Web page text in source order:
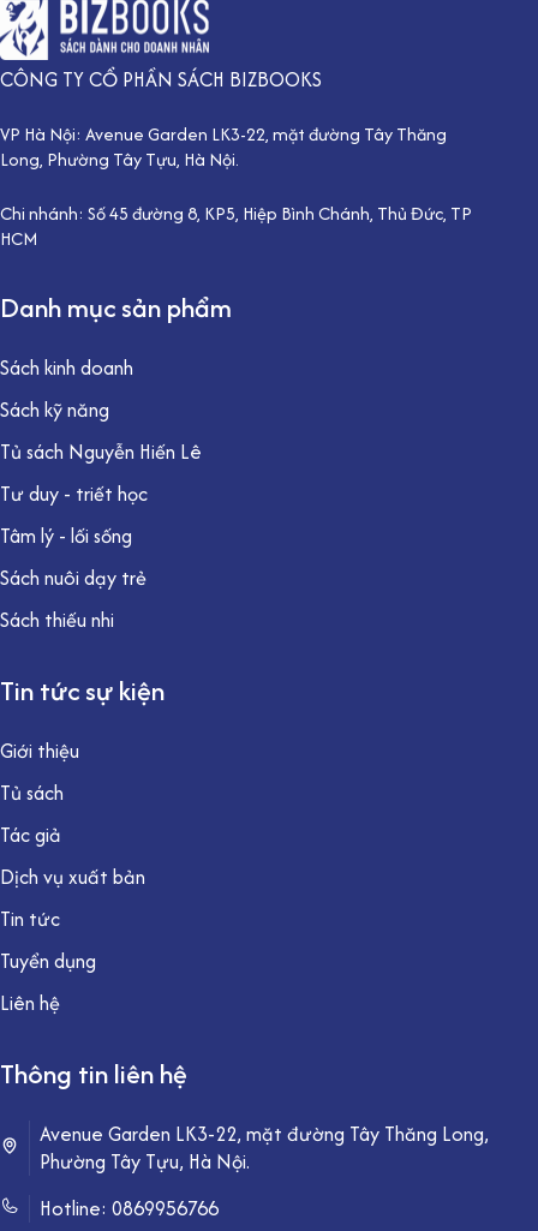
CÔNG TY CỔ PHẦN SÁCH BIZBOOKS
VP Hà Nội: Avenue Garden LK3-22, mặt đường Tây Thăng
Long, Phường Tây Tựu, Hà Nội.
Chi nhánh: Số 45 đường 8, KP5, Hiệp Bình Chánh, Thủ Đức, TP
HCM
Danh mục sản phẩm
Sách kinh doanh
Sách kỹ năng
Tủ sách Nguyễn Hiến Lê
Tư duy - triết học
Tâm lý - lối sống
Sách nuôi dạy trẻ
Sách thiếu nhi
Tin tức sự kiện
Giới thiệu
Tủ sách
Tác giả
Dịch vụ xuất bản
Tin tức
Tuyển dụng
Liên hệ
Thông tin liên hệ
Avenue Garden LK3-22, mặt đường Tây Thăng Long,
Phường Tây Tựu, Hà Nội.
Hotline: 0869956766